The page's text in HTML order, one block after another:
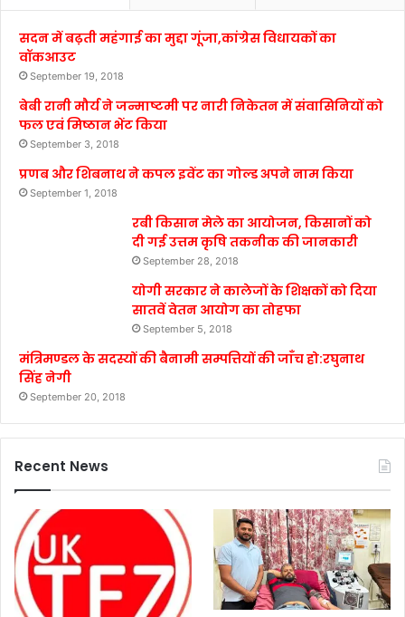
सदन में बढ़ती महंगाई का मुद्दा गूंजा,कांग्रेस विधायकों का
वॉकआउट
September 19, 2018
बेबी रानी मौर्य ने जन्माष्टमी पर नारी निकेतन में संवासिनियों को
फल एवं मिष्ठान भेंट किया
September 3, 2018
प्रणब और शिबनाथ ने कपल इवेंट का गोल्ड अपने नाम किया
September 1, 2018
रबी किसान मेले का आयोजन, किसानों को
दी गई उत्तम कृषि तकनीक की जानकारी
September 28, 2018
योगी सरकार ने कालेजों के शिक्षकों को दिया
सातवें वेतन आयोग का तोहफा
September 5, 2018
मंत्रिमण्डल के सदस्यों की बैनामी सम्पत्तियों की जाँच हो:रघुनाथ
सिंह नेगी
September 20, 2018
Recent News